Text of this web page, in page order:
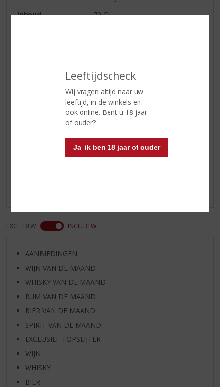
Leeftijdscheck
Wij vragen altijd naar uw
leeftijd, in de winkels en
ook online. Bent u 18 jaar
of ouder?
Ja, ik ben 18 jaar of ouder
Inhoud
70 CL
Houtachtige tonen komen naar
boven in combinatie met
chocolade.
Aanhoudend met tonen van hout.
Reviews
EXCL. BTW INCL. BTW
AANBIEDINGEN
WIJN VAN DE MAAND
WHISKY VAN DE MAAND
RUM VAN DE MAAND
BIER VAN DE MAAND
SPIRIT VAN DE MAAND
EXCLUSIEF TOPSLIJTER
WIJN
WHISKY
BIER